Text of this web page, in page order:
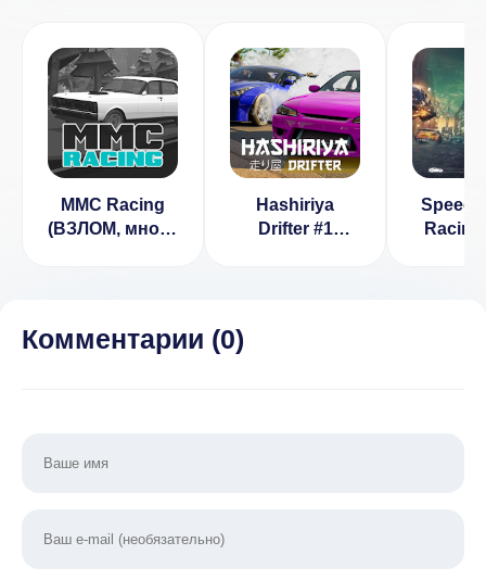
MMC Racing
(ВЗЛОМ, много
Hashiriya
Drifter #1
Speed
Комментарии (0)